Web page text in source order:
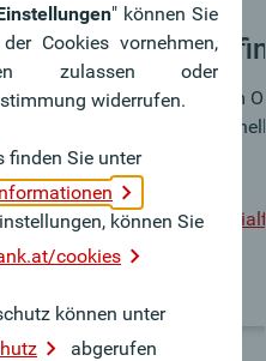
Mit dem
Sie
Zum
" können Sie
Cookies vornehmen,
zulassen oder
widerrufen.
finden Sie unter
können Sie
cookies
können unter
abgerufen